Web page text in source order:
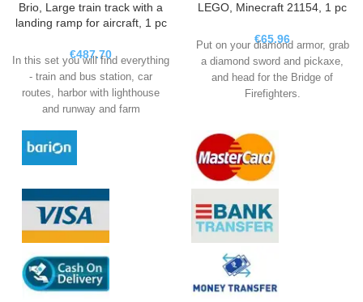
Brio, Large train track with a
landing ramp for aircraft, 1 pc
€487.70
In this set you will find everything
- train and bus station, car
routes, harbor with lighthouse
and runway and farm
LEGO, Minecraft 21154, 1 pc
€65.96
Put on your diamond armor, grab
a diamond sword and pickaxe,
and head for the Bridge of
Firefighters.